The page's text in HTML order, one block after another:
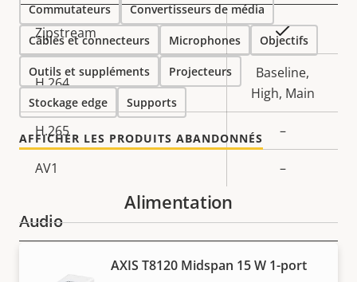
Description
de la
propriété
Valeur de
la
propriété
Zipstream Oui
H.264
Baseline,
High, Main
H.265 –
AV1 –
Audio
Valeur de
Prise en charge audio Yes
Commutateurs Convertisseurs de média
Câbles et connecteurs Microphones Objectifs
Outils et suppléments Projecteurs
Stockage edge Supports
AFFICHER LES PRODUITS ABANDONNÉS
Alimentation
AXIS T8120 Midspan 15 W 1-port